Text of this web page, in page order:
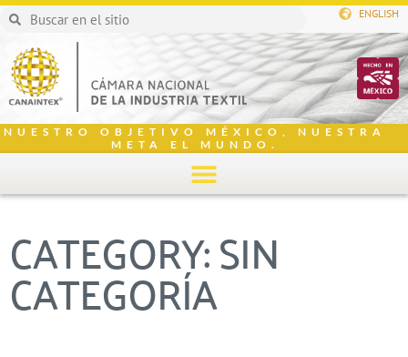
ENGLISH
NUESTRO OBJETIVO MÉXICO, NUESTRA
META EL MUNDO.
CATEGORY: SIN
CATEGORÍA